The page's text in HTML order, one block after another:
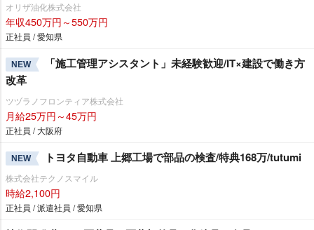
オリザ油化株式会社
年収450万円～550万円
正社員 / 愛知県
NEW
「施工管理アシスタント」未経験歓迎/IT×建設で働き方
改革
ツヅラノフロンティア株式会社
月給25万円～45万円
正社員 / 大阪府
NEW トヨタ自動車 上郷工場で部品の検査/特典168万/tutumi
株式会社テクノスマイル
時給2,100円
正社員 / 派遣社員 / 愛知県